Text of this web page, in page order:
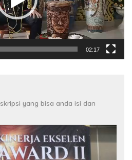
02:17
yang bisa anda isi dan